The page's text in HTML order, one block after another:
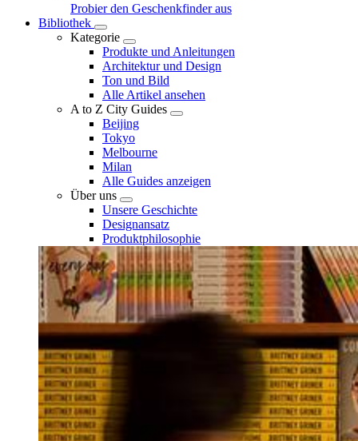
Probier den Geschenkfinder aus
Bibliothek
Kategorie
Produkte und Anleitungen
Architektur und Design
Ton und Bild
Alle Artikel ansehen
A to Z City Guides
Beijing
Tokyo
Melbourne
Milan
Alle Guides anzeigen
Über uns
Unsere Geschichte
Designansatz
Produktphilosophie